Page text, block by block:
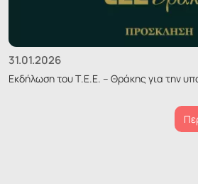
31.01.2026
Εκδήλωση του Τ.Ε.Ε. – Θράκης για την